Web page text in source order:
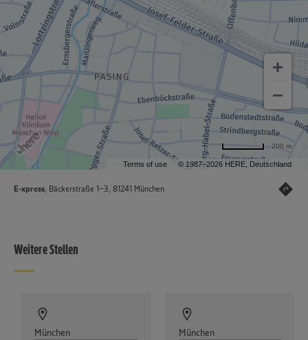
Terms of use © 1987–2026 HERE, Deutschland
200 m
E-xpress, Bäckerstraße 1-3, 81241 München
Weitere Stellen
München München